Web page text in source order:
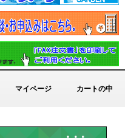
マイページ カートの中